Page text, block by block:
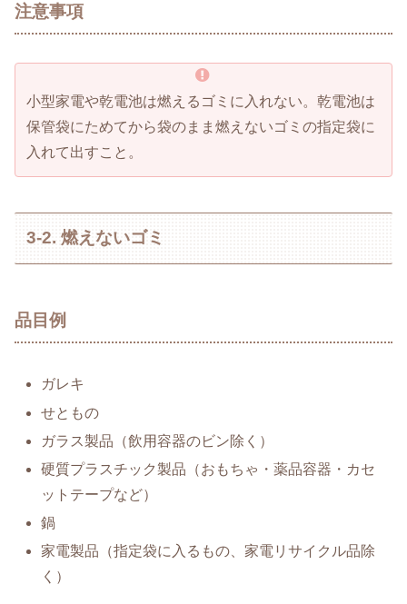
注意事項
小型家電や乾電池は燃えるゴミに入れない。乾電池は
保管袋にためてから袋のまま燃えないゴミの指定袋に
入れて出すこと。
3-2. 燃えないゴミ
品目例
ガレキ
せともの
ガラス製品（飲用容器のビン除く）
硬質プラスチック製品（おもちゃ・薬品容器・カセ
ットテープなど）
鍋
家電製品（指定袋に入るもの、家電リサイクル品除
く）